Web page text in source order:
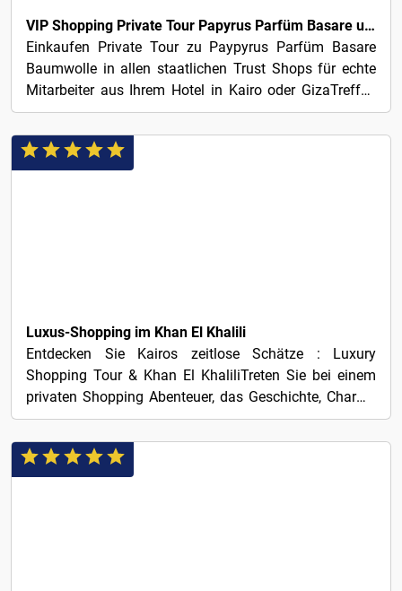
VIP Shopping Private Tour Papyrus Parfüm Basare und Baumwolle
Einkaufen Private Tour zu Paypyrus Parfüm Basare
Baumwolle in allen staatlichen Trust Shops für echte
Mitarbeiter aus Ihrem Hotel in Kairo oder GizaTreffen
Sie...
Luxus-Shopping im Khan El Khalili
Entdecken Sie Kairos zeitlose Schätze : Luxury
Shopping Tour & Khan El KhaliliTreten Sie bei einem
privaten Shopping Abenteuer, das Geschichte, Charme
und...